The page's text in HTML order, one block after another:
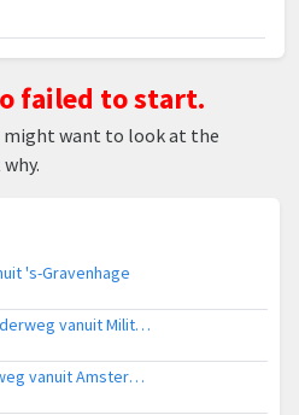
failed to start.
might want to look at the
's-Gravenhage
Kustwachthelikopter onderweg vanuit Militair vliegveld De Kooy / Den Helder Airport
Politiehelikopter onderweg vanuit Amsterdam Vliegveld Schiphol